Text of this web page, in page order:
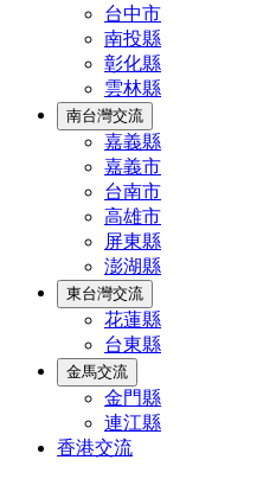
台中市
南投縣
彰化縣
雲林縣
南台灣交流
嘉義縣
嘉義市
台南市
高雄市
屏東縣
澎湖縣
東台灣交流
花蓮縣
台東縣
金馬交流
金門縣
連江縣
香港交流